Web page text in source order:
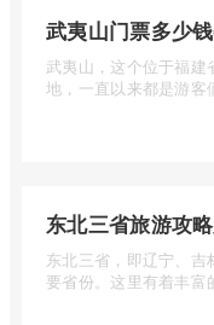
武夷山门票多少
武夷山，这个位于福
地，一直以来都是游客
东北三省，即辽宁、吉
要省份。这里有着丰富